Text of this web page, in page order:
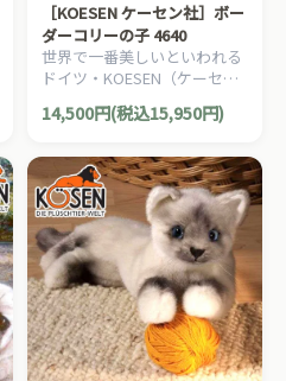
［KOESEN ケーセン社］ボー
ダーコリーの子 4640
世界で一番美しいといわれる
ドイツ・KOESEN（ケーセン
社）の動物のぬいぐるみ。愛
らしい表情の犬（イヌ/いぬ）
14,500円(税込15,950円)